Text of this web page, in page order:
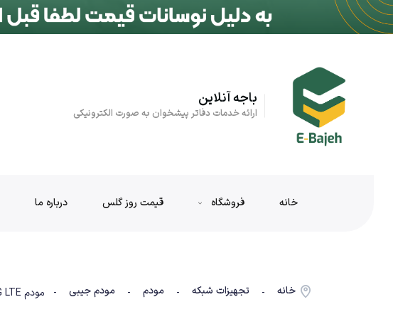
باجه آنلاین
ارائه خدمات دفاتر پیشخوان به صورت الکترونیکی
خانه فروشگاه قیمت روز گلس درباره ما
خانه - تجهیزات شبکه - مودم - مودم جیبی - مودم 4G LTE قابل حمل نزتک مدل nzt-77ct